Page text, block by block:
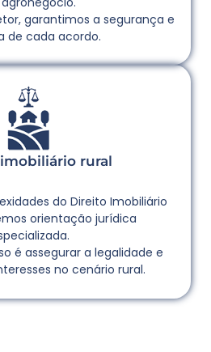
garantimos a segurança e
de cada acordo.
rural
do Direito Imobiliário
orientação jurídica
é assegurar a legalidade e
no cenário rural.